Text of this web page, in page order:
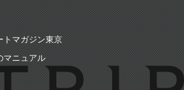
トマガジン東京
マニュアル